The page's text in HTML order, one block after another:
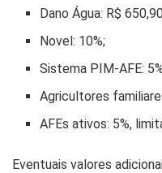
Dano Água: R$
Novel: 10%;
Sistema PIM-AFE:
Agricultores
AFEs ativos: 5%,
Eventuais valores